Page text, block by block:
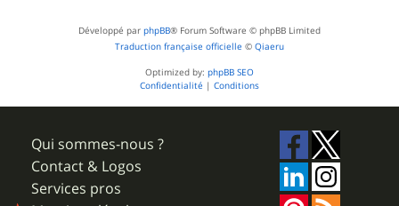
Développé par phpBB® Forum Software © phpBB Limited
Traduction française officielle © Qiaeru
Optimized by: phpBB SEO
Confidentialité | Conditions
Qui sommes-nous ?
Contact & Logos
Services pros